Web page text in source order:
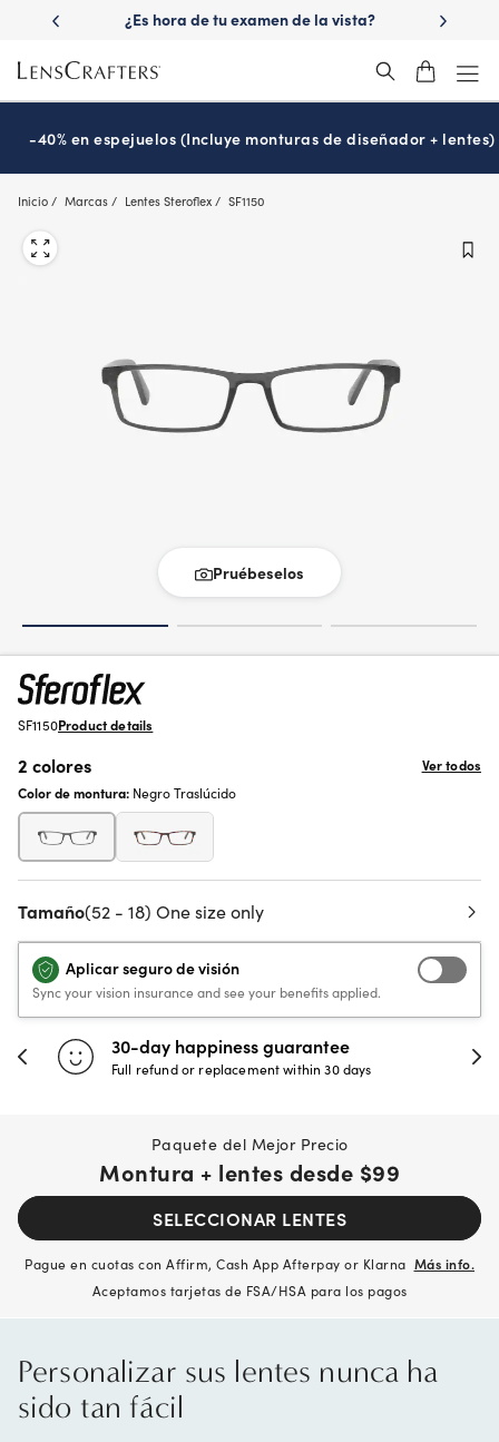
main
content
lentes
¿Es hora de tu examen de la vista?
Disfruta -
-40% en espejuelos (Incluye monturas de diseñador + lentes)
Inicio Marcas Lentes Steroflex SF1150
Pruébeselos
SF1150Product details
2 colores
Ver todos
Color de montura: Negro Traslúcido
Tamaño(52 - 18) One size only
Aplicar seguro de visión
Sync your vision insurance and see your benefits applied.
30-day happiness guarantee
Full refund or replacement within 30 days
Paquete del Mejor Precio
Montura + lentes desde $99
SELECCIONAR LENTES
Pague en cuotas con Affirm, Cash App Afterpay or Klarna Más info.
Aceptamos tarjetas de FSA/HSA para los pagos
Personalizar sus lentes nunca ha
sido tan fácil